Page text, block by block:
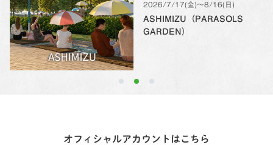
2026/7/17(金)〜8/16(日)
ASHIMIZU（PARASOLS
GARDEN）
オフィシャルアカウントはこちら